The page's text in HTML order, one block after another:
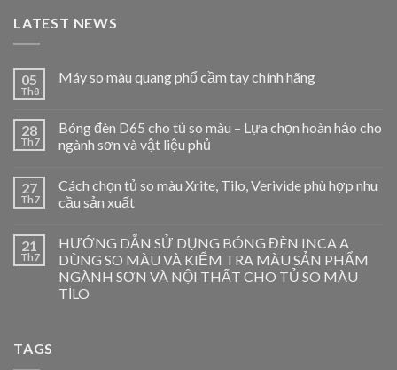
LATEST NEWS
05
Th8
Máy so màu quang phổ cầm tay chính hãng
28
Th7
Bóng đèn D65 cho tủ so màu – Lựa chọn hoàn hảo cho
ngành sơn và vật liệu phủ
27
Th7
Cách chọn tủ so màu Xrite, Tilo, Verivide phù hợp nhu
cầu sản xuất
21
Th7
HƯỚNG DẪN SỬ DỤNG BÓNG ĐÈN INCA A
DÙNG SO MÀU VÀ KIỂM TRA MÀU SẢN PHẨM
NGÀNH SƠN VÀ NỘI THẤT CHO TỦ SO MÀU
TİLO
TAGS